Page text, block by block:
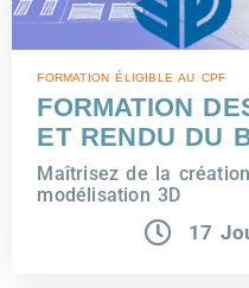
FORMATION ÉLIGIBLE AU CPF
FORMATION
ET RENDU DU
Maîtrisez de la
modélisation 3D
17